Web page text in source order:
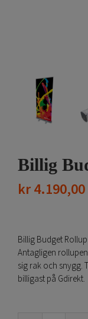
Billig
kr4.190,00
Billig Budget
Antagligen
sig rak och snygg.
billigast på Gdirekt.